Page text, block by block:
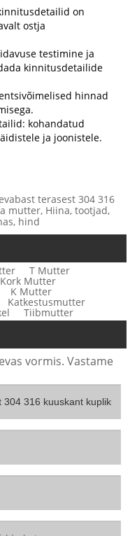
on
ostja
testimine ja
kinnitusdetailide
hinnad
kohandatud
ja joonistele.
terasest 304 316
mutter, Hiina, tootjad,
hind
T Mutter
Kork Mutter
K Mutter
Katkestusmutter
Tiibmutter
vormis. Vastame